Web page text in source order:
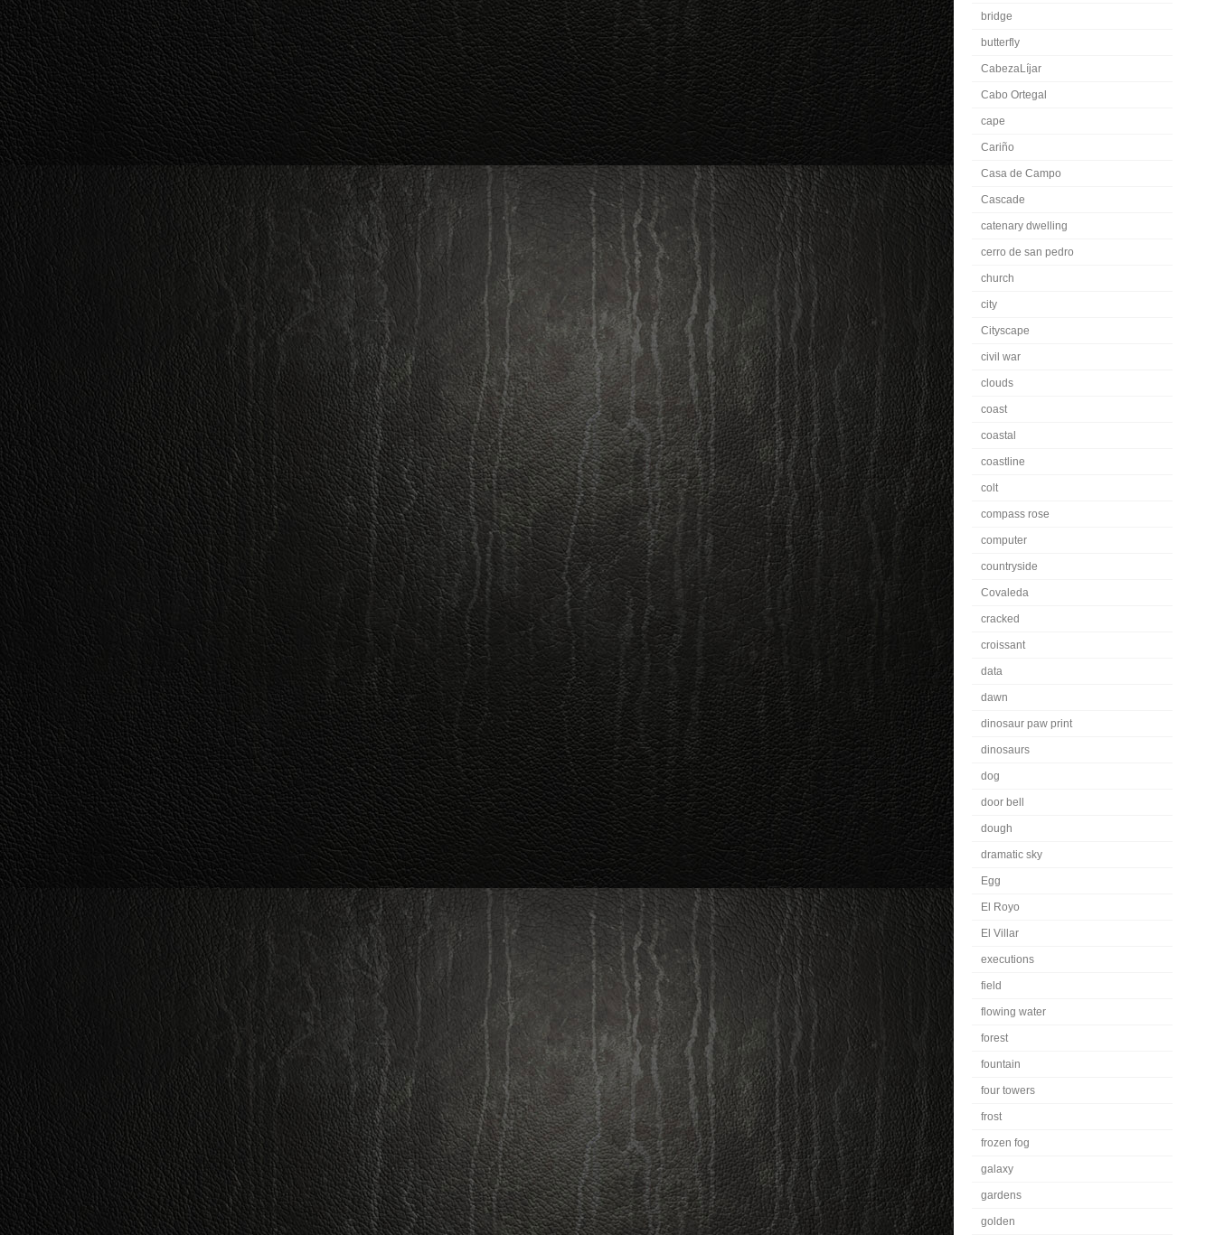
bridge
butterfly
CabezaLíjar
Cabo Ortegal
cape
Cariño
Casa de Campo
Cascade
catenary dwelling
cerro de san pedro
church
city
Cityscape
civil war
clouds
coast
coastal
coastline
colt
compass rose
computer
countryside
Covaleda
cracked
croissant
data
dawn
dinosaur paw print
dinosaurs
dog
door bell
dough
dramatic sky
Egg
El Royo
El Villar
executions
field
flowing water
forest
fountain
four towers
frost
frozen fog
galaxy
gardens
golden